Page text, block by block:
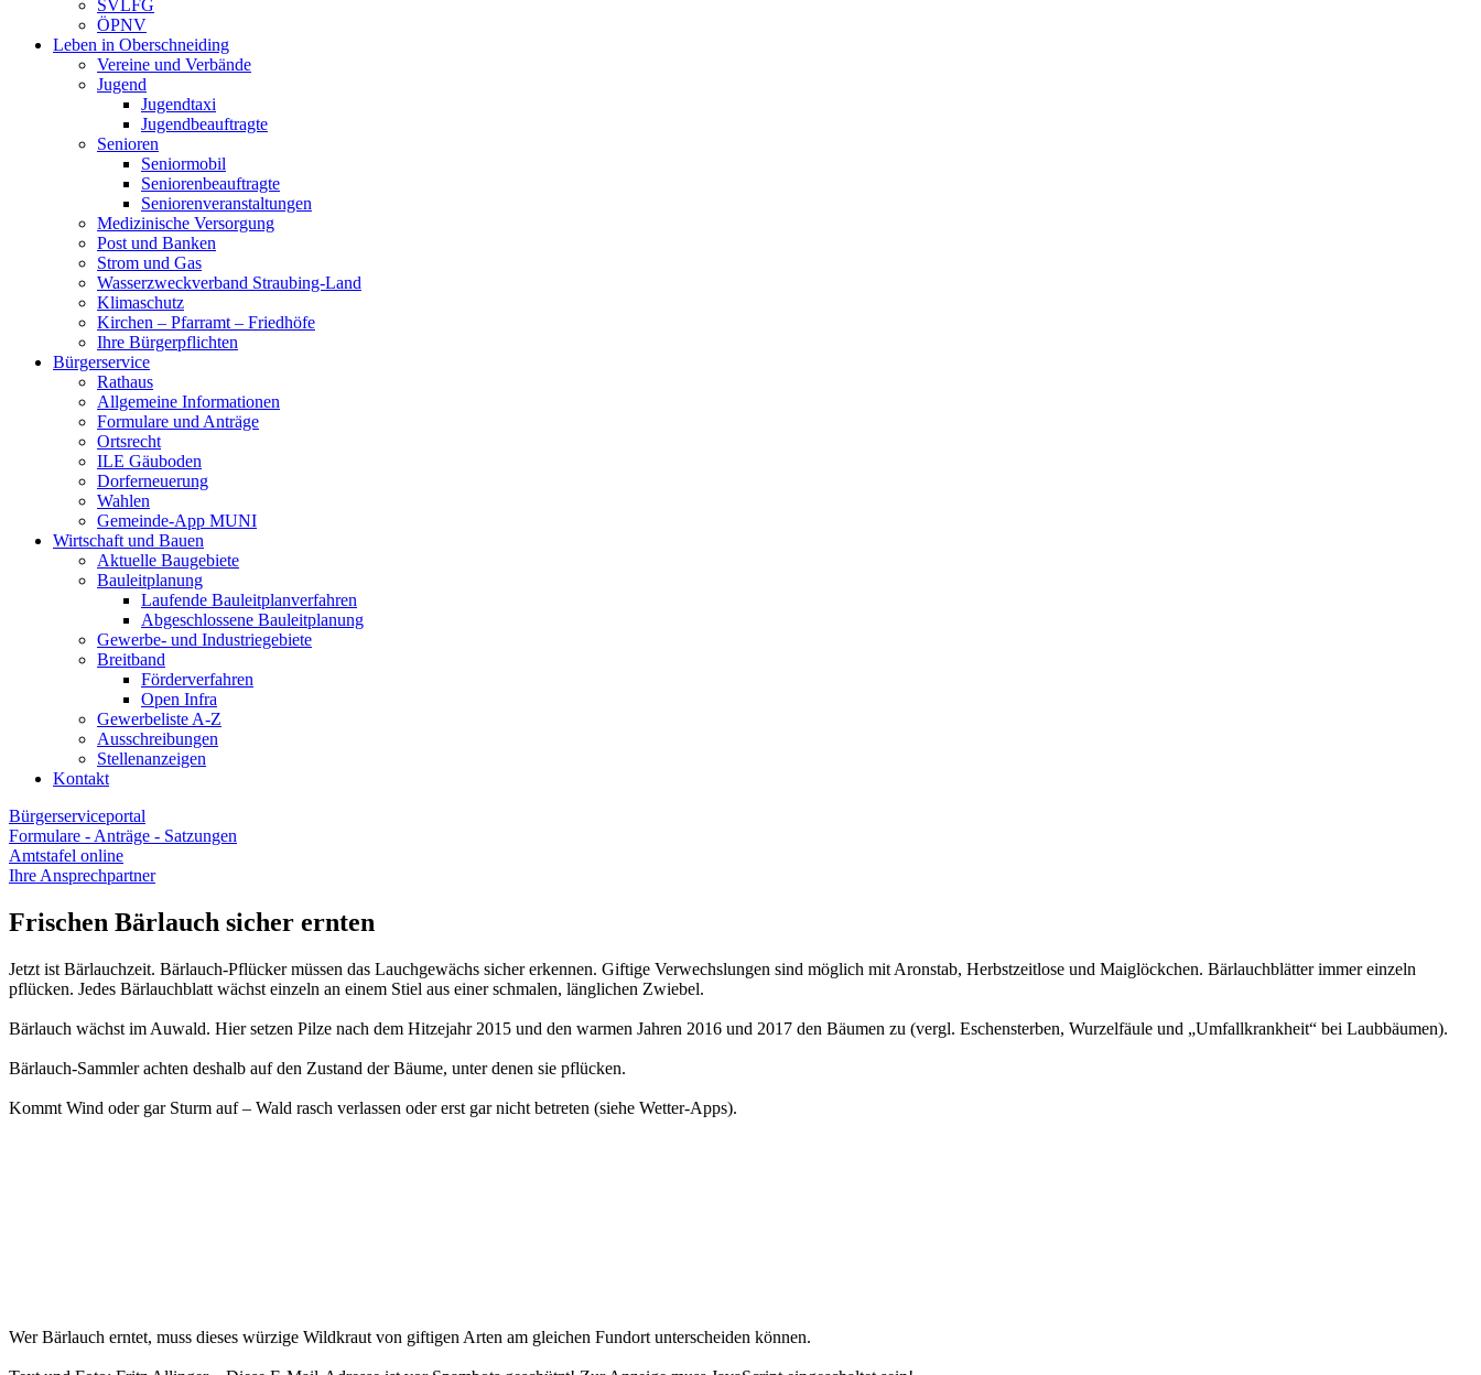
SVLFG
ÖPNV
Leben in Oberschneiding
Vereine und Verbände
Jugend
Jugendtaxi
Jugendbeauftragte
Senioren
Seniormobil
Seniorenbeauftragte
Seniorenveranstaltungen
Medizinische Versorgung
Post und Banken
Strom und Gas
Wasserzweckverband Straubing-Land
Klimaschutz
Kirchen – Pfarramt – Friedhöfe
Ihre Bürgerpflichten
Bürgerservice
Rathaus
Allgemeine Informationen
Formulare und Anträge
Ortsrecht
ILE Gäuboden
Dorferneuerung
Wahlen
Gemeinde-App MUNI
Wirtschaft und Bauen
Aktuelle Baugebiete
Bauleitplanung
Laufende Bauleitplanverfahren
Abgeschlossene Bauleitplanung
Gewerbe- und Industriegebiete
Breitband
Förderverfahren
Open Infra
Gewerbeliste A-Z
Ausschreibungen
Stellenanzeigen
Kontakt
Bürgerserviceportal
Formulare - Anträge - Satzungen
Amtstafel online
Ihre Ansprechpartner
Frischen Bärlauch sicher ernten
Jetzt ist Bärlauchzeit. Bärlauch-Pflücker müssen das Lauchgewächs sicher erkennen. Giftige Verwechslungen sind möglich mit Aronstab, Herbstzeitlose und Maiglöckchen. Bärlauchblätter immer einzeln
pflücken. Jedes Bärlauchblatt wächst einzeln an einem Stiel aus einer schmalen, länglichen Zwiebel.
Bärlauch wächst im Auwald. Hier setzen Pilze nach dem Hitzejahr 2015 und den warmen Jahren 2016 und 2017 den Bäumen zu (vergl. Eschensterben, Wurzelfäule und „Umfallkrankheit“ bei Laubbäumen).
Bärlauch-Sammler achten deshalb auf den Zustand der Bäume, unter denen sie pflücken.
Kommt Wind oder gar Sturm auf – Wald rasch verlassen oder erst gar nicht betreten (siehe Wetter-Apps).
Wer Bärlauch erntet, muss dieses würzige Wildkraut von giftigen Arten am gleichen Fundort unterscheiden können.